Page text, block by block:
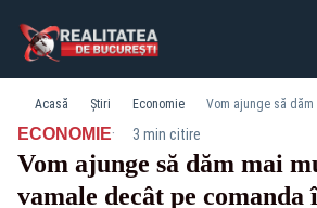
Acasă Știri Economie
ECONOMIE· 3 min citire
Vom ajunge să dăm mai
vamale decât pe comanda